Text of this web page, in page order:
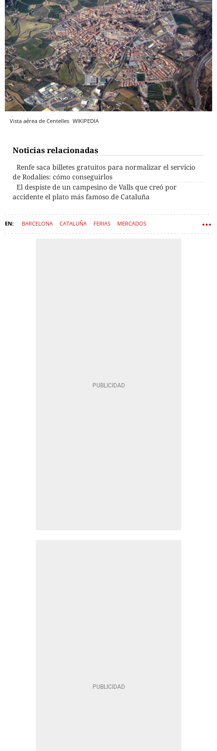
Vista aérea de Centelles WIKIPEDIA
Noticias relacionadas
Renfe saca billetes gratuitos para normalizar el servicio
de Rodalies: cómo conseguirlos
El despiste de un campesino de Valls que creó por
accidente el plato más famoso de Cataluña
BARCELONA CATALUÑA FERIAS MERCADOS